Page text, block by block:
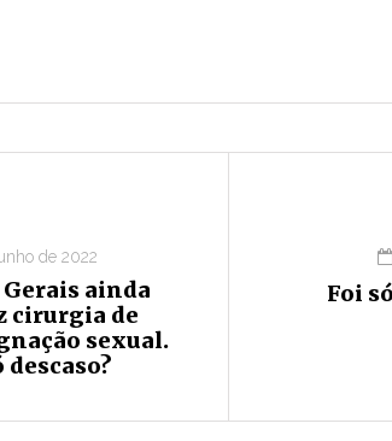
de 2022
ainda
cirurgia de
sexual.
descaso?
Foi